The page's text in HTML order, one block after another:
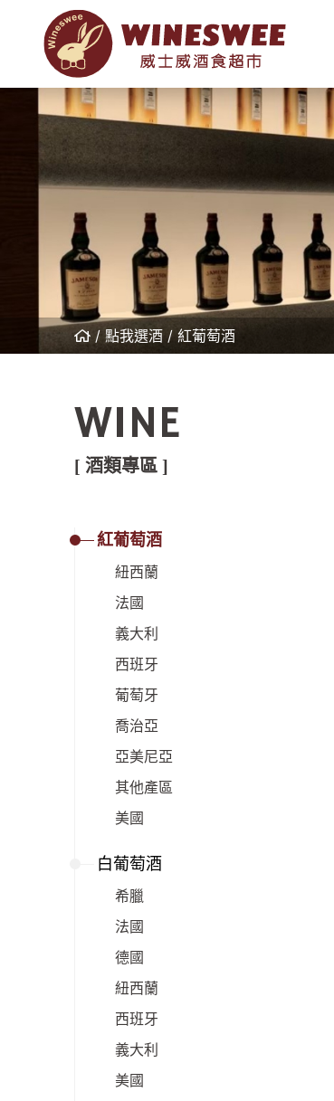
點我選酒 紅葡萄酒
WINE
[ 酒類專區 ]
紅葡萄酒
紐西蘭
法國
義大利
西班牙
葡萄牙
喬治亞
亞美尼亞
其他產區
美國
白葡萄酒
希臘
法國
德國
紐西蘭
西班牙
義大利
美國